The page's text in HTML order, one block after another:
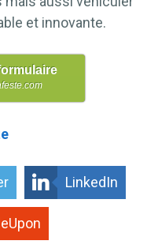
et innovante.
LinkedIn